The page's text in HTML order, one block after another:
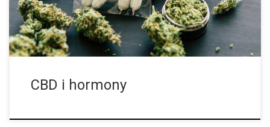
zdrowia ze społeczeństwem, która swoją drogą może
doprowadzić daną kobietę do poczucia się jako ktoś
kompletnie bezwartościowy. Zwłaszcza, że ​​jej […]
CBD i hormony